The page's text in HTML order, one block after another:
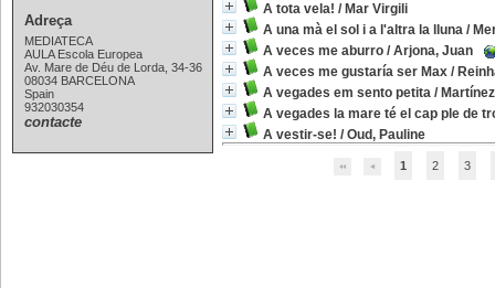
A tota vela! / Mar Virgili
A una mà el sol i a l'altra la lluna /
A veces me aburro /Arjona, Juan
A veces me gustaría ser Max /
A vegades em sento petita /
A vegades la mare té el cap ple de
A vestir-se! /Oud, Pauline
1 2 3
Adreça
MEDIATECA
AULA Escola Europea
Av. Mare de Déu de Lorda, 34-36
08034 BARCELONA
Spain
932030354
contacte